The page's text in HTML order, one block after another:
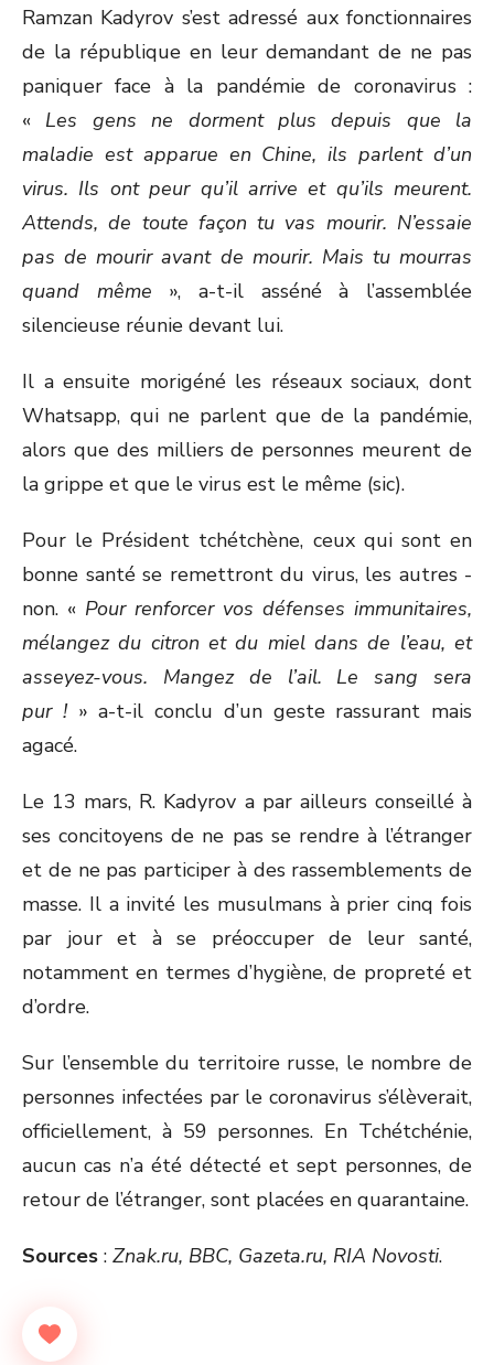
Ramzan Kadyrov s’est adressé aux fonctionnaires
de la république en leur demandant de ne pas
paniquer face à la pandémie de coronavirus :
« Les gens ne dorment plus depuis que la
maladie est apparue en Chine, ils parlent d’un
virus. Ils ont peur qu’il arrive et qu’ils meurent.
Attends, de toute façon tu vas mourir. N’essaie
pas de mourir avant de mourir. Mais tu mourras
quand même », a-t-il asséné à l’assemblée
silencieuse réunie devant lui.
Il a ensuite morigéné les réseaux sociaux, dont
Whatsapp, qui ne parlent que de la pandémie,
alors que des milliers de personnes meurent de
la grippe et que le virus est le même (sic).
Pour le Président tchétchène, ceux qui sont en
bonne santé se remettront du virus, les autres -
non. « Pour renforcer vos défenses immunitaires,
mélangez du citron et du miel dans de l’eau, et
asseyez-vous. Mangez de l’ail. Le sang sera
pur !» a-t-il conclu d’un geste rassurant mais
agacé.
Le 13 mars, R. Kadyrov a par ailleurs conseillé à
ses concitoyens de ne pas se rendre à l’étranger
et de ne pas participer à des rassemblements de
masse. Il a invité les musulmans à prier cinq fois
par jour et à se préoccuper de leur santé,
notamment en termes d’hygiène, de propreté et
d’ordre.
Sur l’ensemble du territoire russe, le nombre de
personnes infectées par le coronavirus s’élèverait,
officiellement, à 59 personnes. En Tchétchénie,
aucun cas n’a été détecté et sept personnes, de
retour de l’étranger, sont placées en quarantaine.
Sources : Znak.ru, BBC, Gazeta.ru, RIA Novosti.